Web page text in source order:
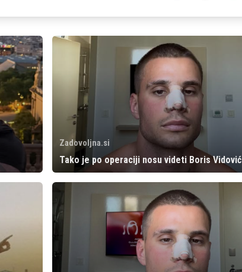
Zadovoljna.si
Tako je po operaciji nosu videti Boris Vidović